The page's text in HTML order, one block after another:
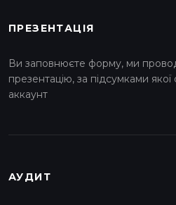
ПРЕЗЕНТАЦІЯ
Ви заповнюєте форму, ми
презентацію, за підсумками
аккаунт
АУДИТ